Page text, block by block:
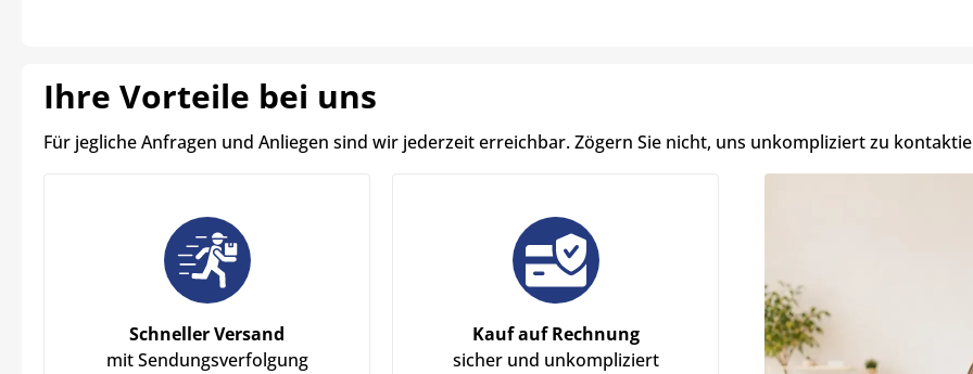
Ihre Vorteile bei uns
Für jegliche Anfragen und Anliegen sind wir jederzeit erreichbar. Zögern Sie nicht, uns unkompliziert zu
Schneller Versand
mit Sendungsverfolgung
Kauf auf Rechnung
sicher und unkompliziert